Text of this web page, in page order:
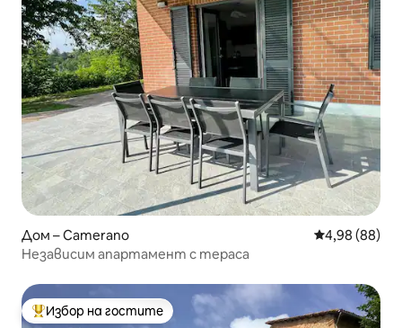
Дом – Camerano Средна
4,98 (88)
Независим апартамент с тераса
Най-популярен избор на гостите
Избор на гостите